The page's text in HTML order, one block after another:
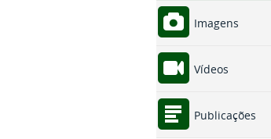
Imagens
Vídeos
Publicações